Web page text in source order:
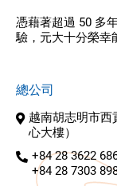
憑藉著超過 50 多
驗，元大十分榮幸
總公司
越南胡志明市西
心大樓）
+84 28 3622
+84 28 7303